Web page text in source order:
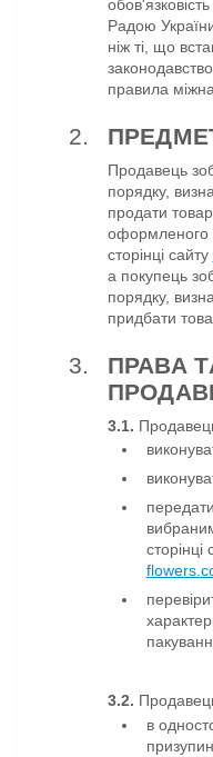
Радою
ніж ті, що
правила
Продавець
порядку,
продати
оформленого
сторінці сайту
а покупець
порядку,
придбати
ПРАВА
3.1.
сторінці
3.2.
в